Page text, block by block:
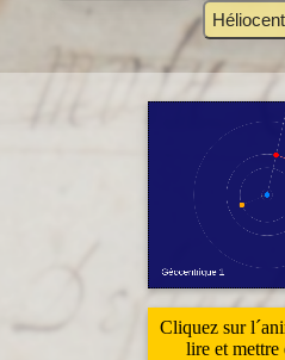
Cliquez sur
lire et mettre